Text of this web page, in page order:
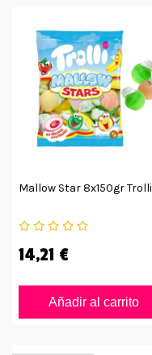
Mallow Star 8x150gr Trolli
14,21 €
Añadir al carrito